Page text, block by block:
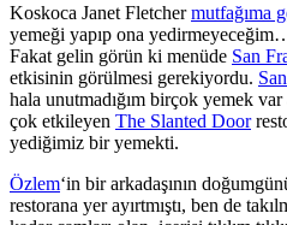
Koskoca Janet Fletchermutfağıma
yemeği yapıp ona
Fakat gelin görün ki menüde San
etkisinin görülmesi gerekiyordu.
hala unutmadığım birçok yemek var
çok etkileyen The Slanted Door
yediğimiz bir yemekti.
Özlem‘in bir arkadaşının
restorana yer ayırtmıştı, ben de